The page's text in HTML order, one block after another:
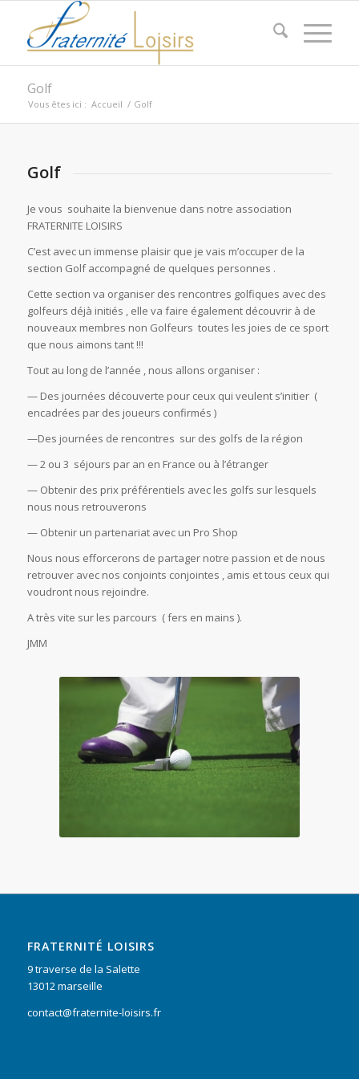
Golf
Vous êtes ici : Accueil / Golf
Golf
Je vous souhaite la bienvenue dans notre association
FRATERNITE LOISIRS
C’est avec un immense plaisir que je vais m’occuper de la
section Golf accompagné de quelques personnes .
Cette section va organiser des rencontres golfiques avec des
golfeurs déjà initiés , elle va faire également découvrir à de
nouveaux membres non Golfeurs toutes les joies de ce sport
que nous aimons tant !!!
Tout au long de l’année , nous allons organiser :
— Des journées découverte pour ceux qui veulent s’initier (
encadrées par des joueurs confirmés )
—Des journées de rencontres sur des golfs de la région
— 2 ou 3 séjours par an en France ou à l’étranger
— Obtenir des prix préférentiels avec les golfs sur lesquels
nous nous retrouverons
— Obtenir un partenariat avec un Pro Shop
Nous nous efforcerons de partager notre passion et de nous
retrouver avec nos conjoints conjointes , amis et tous ceux qui
voudront nous rejoindre.
A très vite sur les parcours ( fers en mains ).
JMM
FRATERNITÉ LOISIRS
9 traverse de la Salette
13012 marseille
contact@fraternite-loisirs.fr